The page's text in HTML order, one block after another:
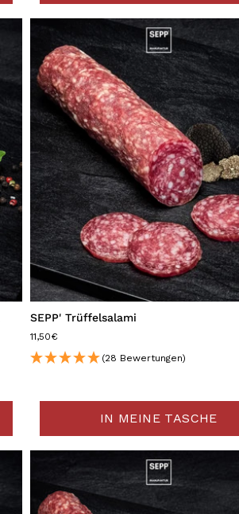
SEPP' Trüffelsalami
11,50€
(28 Bewertungen)
IN MEINE TASCHE